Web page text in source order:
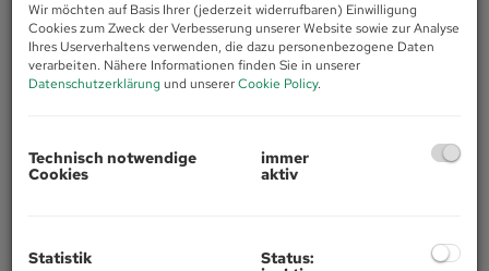
Ihr neues Zuhause in Kematen in Tirol
Wir möchten auf Basis Ihrer (jederzeit widerrufbaren) Einwilligung
Cookies zum Zweck der Verbesserung unserer Website sowie zur Analyse
Ihres Userverhaltens verwenden, die dazu personenbezogene Daten
verarbeiten. Nähere Informationen finden Sie in unserer
Datenschutzerklärung und unsererCookie Policy.
Technisch notwendige
Cookies
immer
aktiv
Statistik
Status: